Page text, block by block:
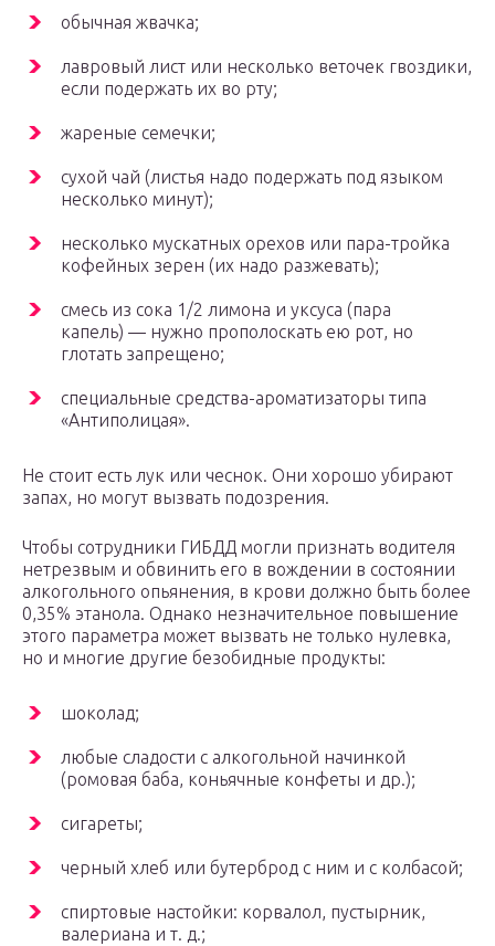
обычная жвачка;
лавровый лист или несколько веточек гвоздики,
если подержать их во рту;
жареные семечки;
сухой чай (листья надо подержать под языком
несколько минут);
несколько мускатных орехов или пара-тройка
кофейных зерен (их надо разжевать);
смесь из сока 1/2 лимона и уксуса (пара
капель) — нужно прополоскать ею рот, но
глотать запрещено;
специальные средства-ароматизаторы типа
«Антиполицая».
Не стоит есть лук или чеснок. Они хорошо убирают
запах, но могут вызвать подозрения.
Чтобы сотрудники ГИБДД могли признать водителя
нетрезвым и обвинить его в вождении в состоянии
алкогольного опьянения, в крови должно быть более
0,35% этанола. Однако незначительное повышение
этого параметра может вызвать не только нулевка,
но и многие другие безобидные продукты:
шоколад;
любые сладости с алкогольной начинкой
(ромовая баба, коньячные конфеты и др.);
сигареты;
черный хлеб или бутерброд с ним и с колбасой;
спиртовые настойки: корвалол, пустырник,
валериана и т. д.;